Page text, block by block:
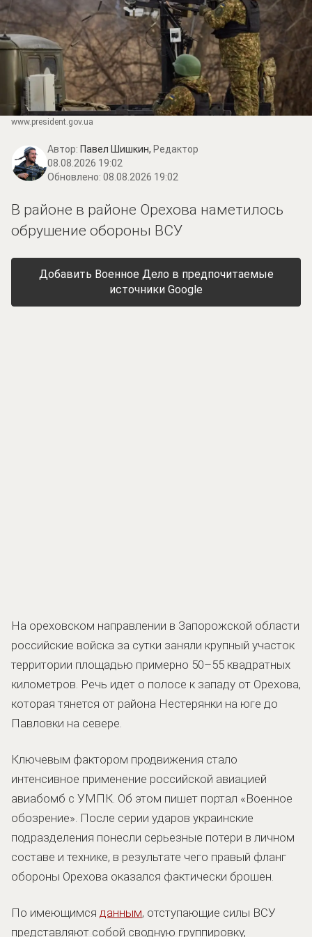
www.prеsidеnt.gоv.uа
Автор: Павел Шишкин, Редактор
08.08.2026 19:02
Обновлено: 08.08.2026 19:02
В районе в районе Орехова наметилось
обрушение обороны ВСУ
Добавить Военное Дело в предпочитаемые
источники Google
На ореховском направлении в Запорожской области
российские войска за сутки заняли крупный участок
территории площадью примерно 50–55 квадратных
километров. Речь идет о полосе к западу от Орехова,
которая тянется от района Нестерянки на юге до
Павловки на севере.
Ключевым фактором продвижения стало
интенсивное применение российской авиацией
авиабомб с УМПК. Об этом пишет портал «Военное
обозрение». После серии ударов украинские
подразделения понесли серьезные потери в личном
составе и технике, в результате чего правый фланг
обороны Орехова оказался фактически брошен.
По имеющимся данным, отступающие силы ВСУ
представляют собой сводную группировку,